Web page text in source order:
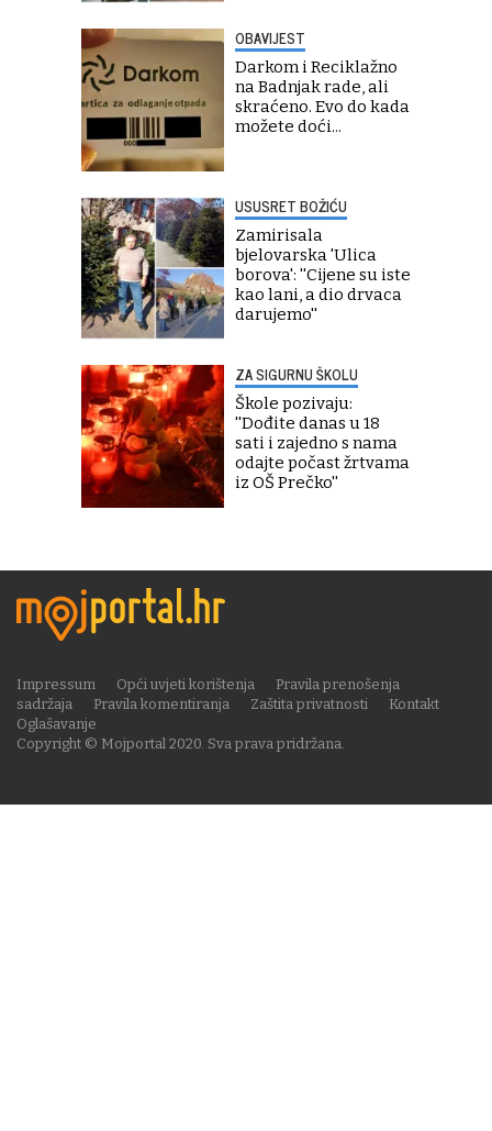
OBAVIJEST
Darkom i Reciklažno
na Badnjak rade, ali
skraćeno. Evo do kada
možete doći...
USUSRET BOŽIĆU
Zamirisala
bjelovarska 'Ulica
borova': ''Cijene su iste
kao lani, a dio drvaca
darujemo''
ZA SIGURNU ŠKOLU
Škole pozivaju:
''Dođite danas u 18
sati i zajedno s nama
odajte počast žrtvama
iz OŠ Prečko''
Copyright © Mojportal 2020. Sva prava pridržana.
Impressum Opći uvjeti korištenja
Pravila prenošenja
sadržaja
Pravila komentiranja Zaštita privatnosti
Kontakt
Oglašavanje